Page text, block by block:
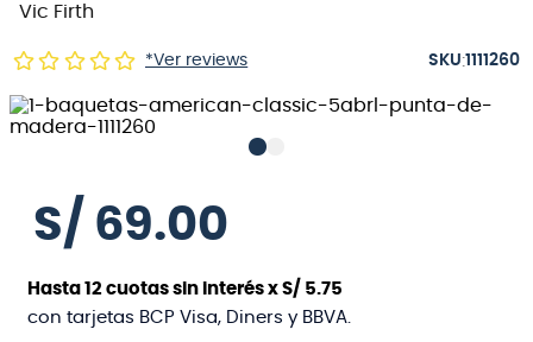
Vic Firth
*Ver reviews :1111260
S/ 69.00
Hasta12 cuotas sin interés xS/ 5.75
con tarjetas BCP Visa, Diners y BBVA.